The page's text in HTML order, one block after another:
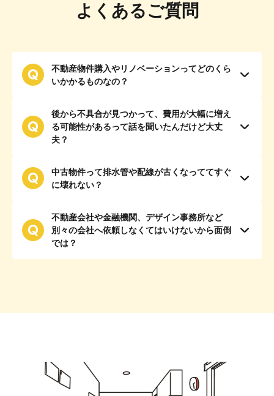
よくあるご質問
不動産物件購入やリノベーションってどのくら
いかかるものなの？
後から不具合が見つかって、費用が大幅に増え
る可能性があるって話を聞いたんだけど大丈
夫？
中古物件って排水管や配線が古くなっててすぐ
に壊れない？
不動産会社や金融機関、デザイン事務所など
別々の会社へ依頼しなくてはいけないから面倒
では？